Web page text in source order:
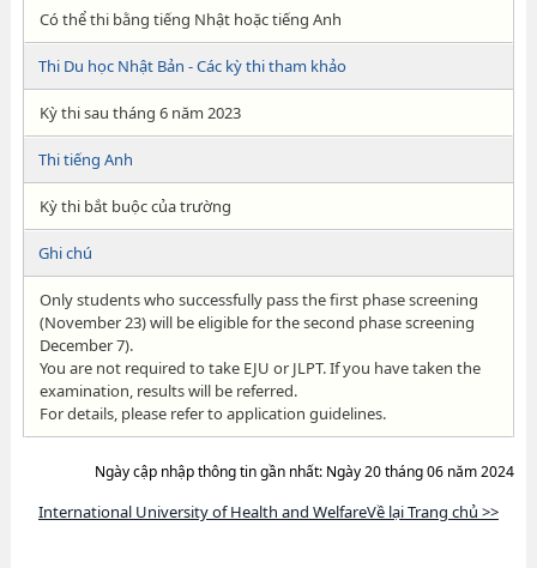
Có thể thi bằng tiếng Nhật hoặc tiếng Anh
Thi Du học Nhật Bản - Các kỳ thi tham khảo
Kỳ thi sau tháng 6 năm 2023
Thi tiếng Anh
Kỳ thi bắt buộc của trường
Ghi chú
Only students who successfully pass the first phase screening
(November 23) will be eligible for the second phase screening
December 7).
You are not required to take EJU or JLPT. If you have taken the
examination, results will be referred.
For details, please refer to application guidelines.
Ngày cập nhập thông tin gần nhất: Ngày 20 tháng 06 năm 2024
International University of Health and WelfareVề lại Trang chủ >>